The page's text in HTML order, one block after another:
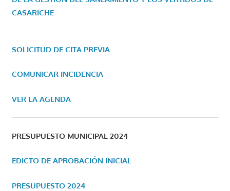
CASARICHE
SOLICITUD DE CITA PREVIA
COMUNICAR INCIDENCIA
VER LA AGENDA
PRESUPUESTO MUNICIPAL 2024
EDICTO DE APROBACIÓN INICIAL
PRESUPUESTO 2024